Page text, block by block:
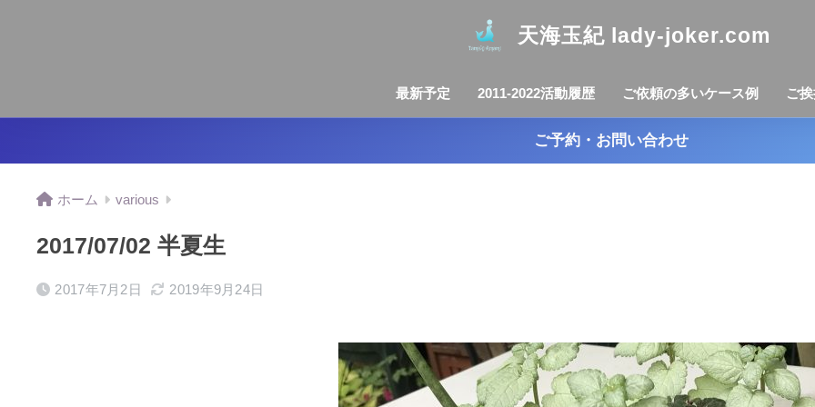
天海玉紀 lady-joker.com
最新予定 2011-2022活動履歴 ご依頼の多いケース例 ご
ご予約・お問い合わせ
ホーム various
2017/07/02 半夏生
2017年7月2日 2019年9月24日